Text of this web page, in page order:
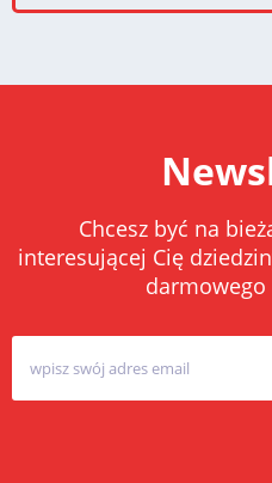
Chcesz być na
interesującej Cię